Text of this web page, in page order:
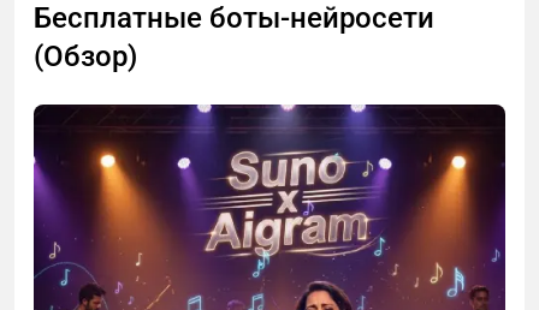
Бесплатные боты-нейросети
(Обзор)